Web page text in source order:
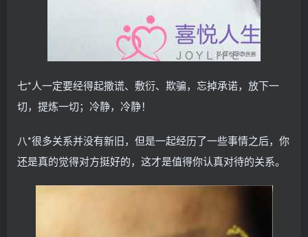
七*人一定要经得起撒谎、敷衍、欺骗，忘掉承诺，放下一
切，提炼一切；冷静，冷静！
八*很多关系并没有新旧，但是一起经历了一些事情之后，你
还是真的觉得对方挺好的，这才是值得你认真对待的关系。